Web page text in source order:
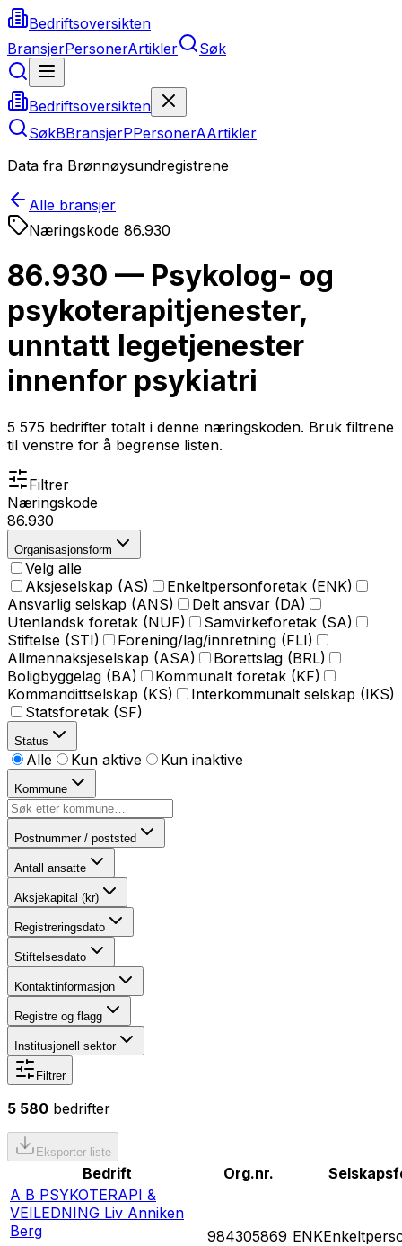
Bedriftsoversikten
BransjerPersonerArtikler Søk
Bedriftsoversikten
SøkBBransjerPPersonerAArtikler
Data fra Brønnøysundregistrene
Alle bransjer
Næringskode 86.930
86.930 — Psykolog- og
psykoterapitjenester,
unntatt legetjenester
innenfor psykiatri
5 575 bedrifter totalt i denne næringskoden. Bruk filtrene
til venstre for å begrense listen.
Filtrer
Næringskode
86.930
Organisasjonsform
Velg alle
Aksjeselskap (AS)
Enkeltpersonforetak (ENK)
Ansvarlig selskap (ANS)
Delt ansvar (DA)
Utenlandsk foretak (NUF)
Samvirkeforetak (SA)
Stiftelse (STI)
Forening/lag/innretning (FLI)
Allmennaksjeselskap (ASA)
Borettslag (BRL)
Boligbyggelag (BA)
Kommunalt foretak (KF)
Kommandittselskap (KS)
Interkommunalt selskap (IKS)
Statsforetak (SF)
Status
Alle Kun aktive Kun inaktive
Kommune
Postnummer / poststed
Antall ansatte
Aksjekapital (kr)
Registreringsdato
Stiftelsesdato
Kontaktinformasjon
Registre og flagg
Institusjonell sektor
Filtrer
5 580 bedrifter
Eksporter liste
Bedrift Org.nr.
A B PSYKOTERAPI &
VEILEDNING Liv Anniken
Berg
984305869 ENK